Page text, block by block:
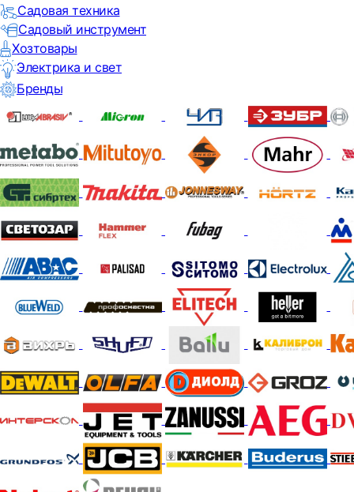
Садовая техника
Садовый инструмент
Хозтовары
Электрика и свет
Бренды